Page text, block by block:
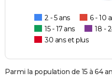
2 - 5 ans 6 - 10
15 - 17 ans
18 -
30 ans et plus
Parmi la population de 15 à 64